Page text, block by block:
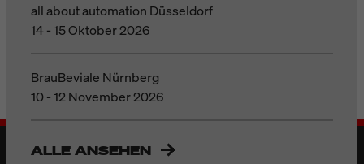
all about automation Düsseldorf
14 - 15 Oktober 2026
BrauBeviale Nürnberg
10 - 12 November 2026
ALLE ANSEHEN